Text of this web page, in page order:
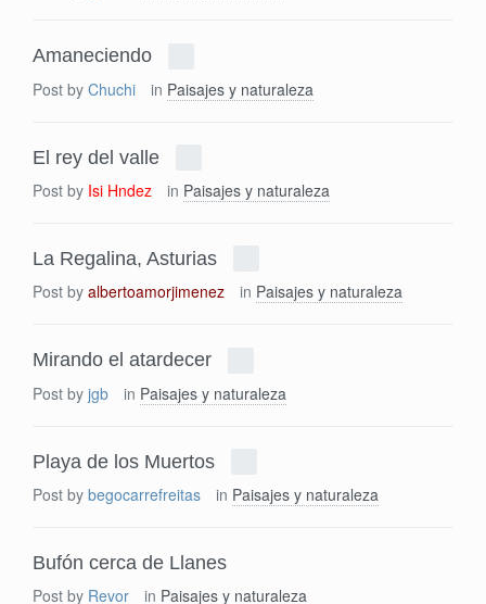
Amaneciendo
Post by Chuchi in Paisajes y naturaleza
El rey del valle
Post by Isi Hndez in Paisajes y naturaleza
La Regalina, Asturias
Post by albertoamorjimenez in Paisajes y naturaleza
Mirando el atardecer
Post by jgb in Paisajes y naturaleza
Playa de los Muertos
Post by begocarrefreitas in Paisajes y naturaleza
Bufón cerca de Llanes
Post by Revor in Paisajes y naturaleza